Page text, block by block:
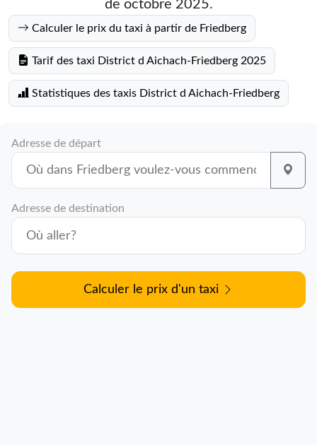
de octobre 2025.
Calculer le prix du taxi à partir de Friedberg
Tarif des taxi District d Aichach-Friedberg 2025
Statistiques des taxis District d Aichach-Friedberg
Adresse de départ
Adresse de destination
Calculer le prix d'un taxi